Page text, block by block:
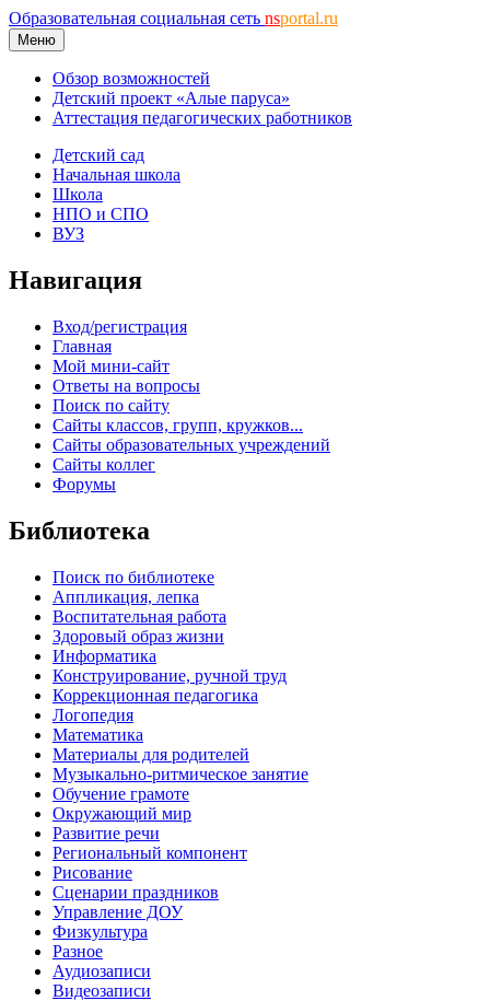
Образовательная социальная сеть nsportal.ru
Меню
Обзор возможностей
Детский проект «Алые паруса»
Аттестация педагогических работников
Детский сад
Начальная школа
Школа
НПО и СПО
ВУЗ
Навигация
Вход/регистрация
Главная
Мой мини-сайт
Ответы на вопросы
Поиск по сайту
Сайты классов, групп, кружков...
Сайты образовательных учреждений
Сайты коллег
Форумы
Библиотека
Поиск по библиотеке
Аппликация, лепка
Воспитательная работа
Здоровый образ жизни
Информатика
Конструирование, ручной труд
Коррекционная педагогика
Логопедия
Математика
Материалы для родителей
Музыкально-ритмическое занятие
Обучение грамоте
Окружающий мир
Развитие речи
Региональный компонент
Рисование
Сценарии праздников
Управление ДОУ
Физкультура
Разное
Аудиозаписи
Видеозаписи